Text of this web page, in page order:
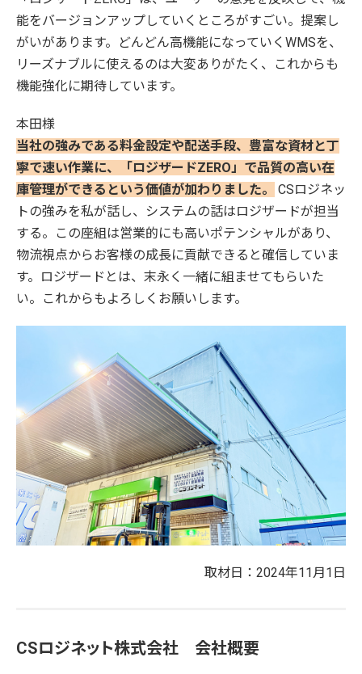
能をバージョンアップしていくところがすごい。提案し
がいがあります。どんどん高機能になっていくWMSを、
リーズナブルに使えるのは大変ありがたく、これからも
機能強化に期待しています。
本田様
当社の強みである料金設定や配送手段、豊富な資材と丁
寧で速い作業に、「ロジザードZERO」で品質の高い在
庫管理ができるという価値が加わりました。
CSロジネッ
トの強みを私が話し、システムの話はロジザードが担当
する。この座組は営業的にも高いポテンシャルがあり、
物流視点からお客様の成長に貢献できると確信していま
す。ロジザードとは、末永く一緒に組ませてもらいた
い。これからもよろしくお願いします。
取材日：2024年11月1日
CSロジネット株式会社 会社概要